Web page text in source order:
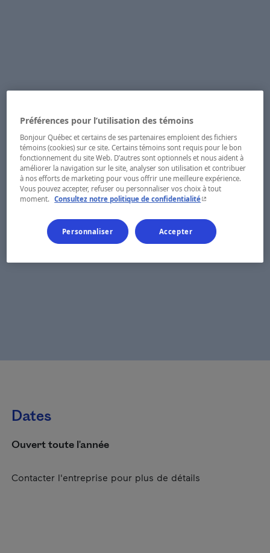
Dates
Ouvert toute l'année
Contacter l'entreprise pour plus de détails
Préférences pour l’utilisation des témoins
Bonjour Québec et certains de ses partenaires emploient des fichiers
témoins (cookies) sur ce site. Certains témoins sont requis pour le bon
fonctionnement du site Web. D’autres sont optionnels et nous aident à
améliorer la navigation sur le site, analyser son utilisation et contribuer
à nos efforts de marketing pour vous offrir une meilleure expérience.
Vous pouvez accepter, refuser ou personnaliser vos choix à tout
moment.
Consultez notre politique de confidentialité- Cet hyperlien
Personnaliser Accepter